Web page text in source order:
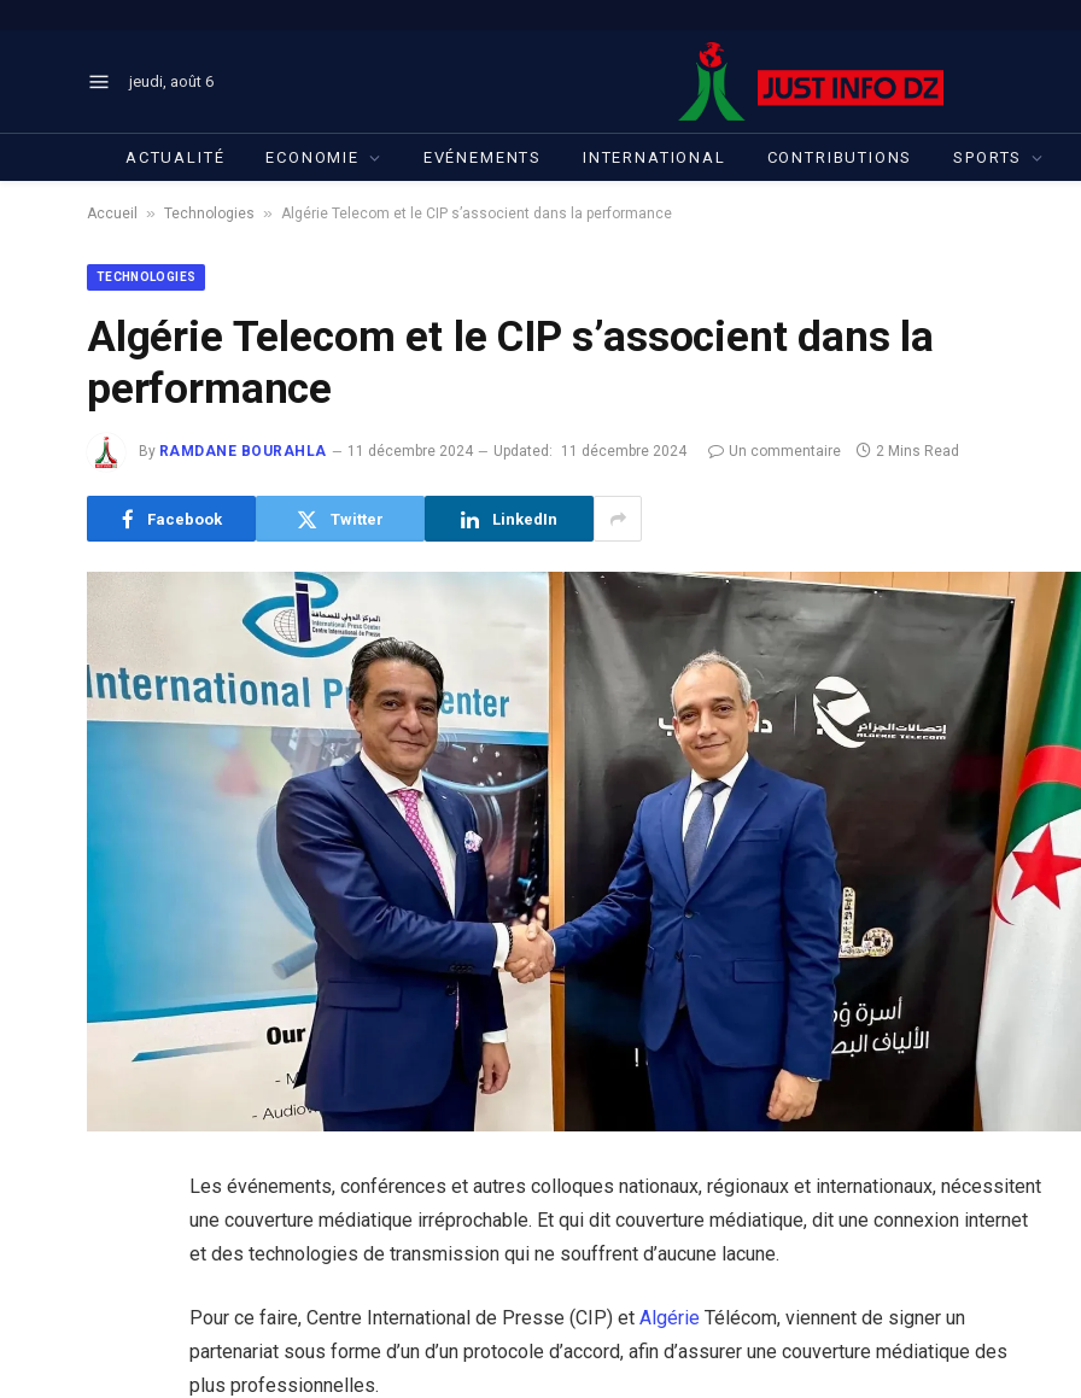
jeudi, août 6
ACTUALITÉ ECONOMIE EVÉNEMENTS INTERNATIONAL CONTRIBUTIONS SPORTS
Accueil » Technologies » Algérie Telecom et le CIP s’associent dans la performance
TECHNOLOGIES
Algérie Telecom et le CIP s’associent dans la
performance
By RAMDANE BOURAHLA 11 décembre 2024 Updated: 11 décembre 2024 Un commentaire 2 Mins Read
Facebook Twitter LinkedIn
Les événements, conférences et autres colloques nationaux, régionaux et internationaux, nécessitent
une couverture médiatique irréprochable. Et qui dit couverture médiatique, dit une connexion internet
et des technologies de transmission qui ne souffrent d’aucune lacune.
Pour ce faire, Centre International de Presse (CIP) et Algérie Télécom, viennent de signer un
partenariat sous forme d’un d’un protocole d’accord, afin d’assurer une couverture médiatique des
plus professionnelles.